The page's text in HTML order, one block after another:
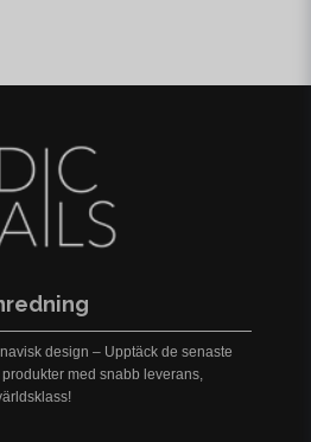
design – Upptäck de senaste
med snabb leverans,